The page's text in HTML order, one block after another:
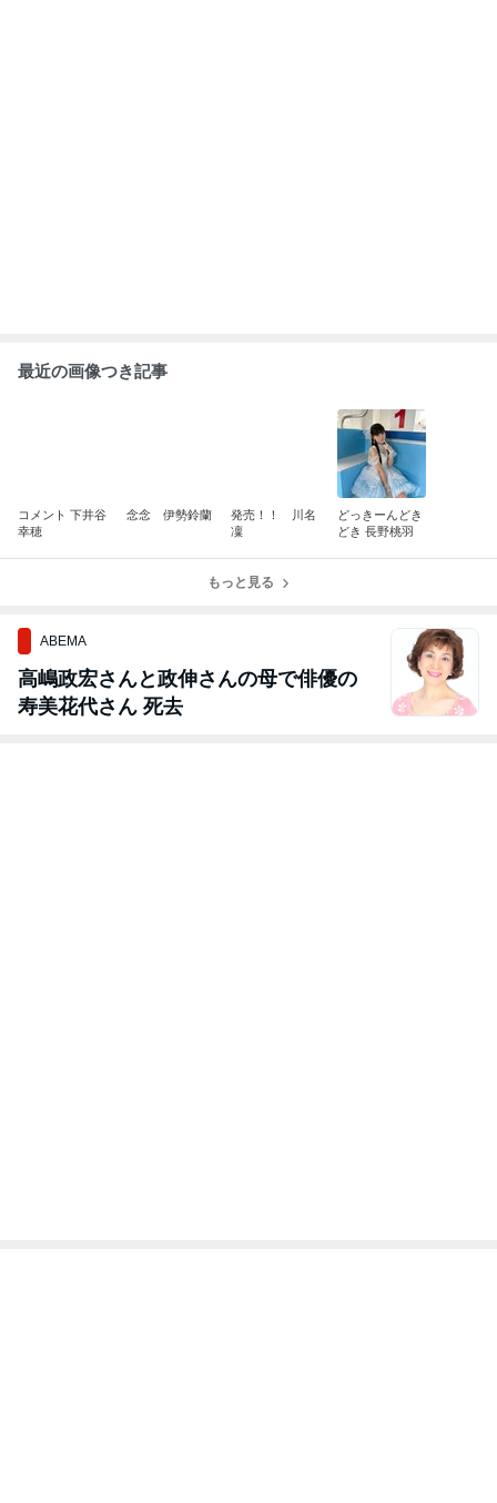
最近の画像つき記事
コメント 下井谷
幸穂
念念 伊勢鈴蘭
発売！！ 川名
凜
どっきーんどき
どき 長野桃羽
もっと見る
ABEMA
高嶋政宏さんと政伸さんの母で俳優の
寿美花代さん 死去